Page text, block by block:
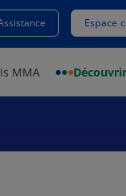
Espace
MMA